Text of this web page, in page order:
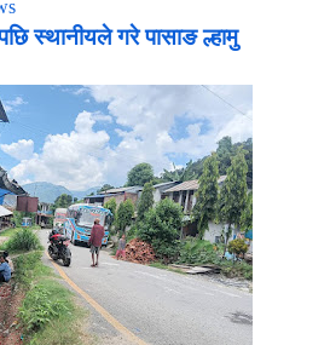
स्थानीयले गरे पासाङ ल्हामु